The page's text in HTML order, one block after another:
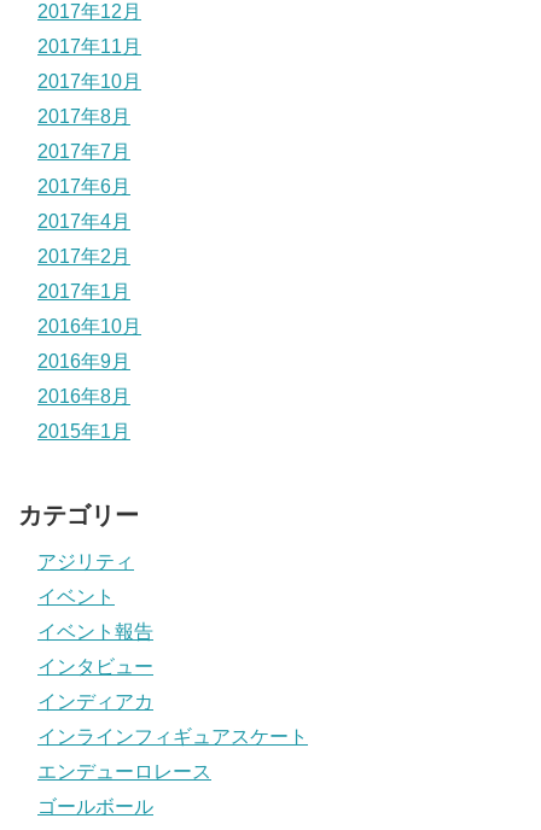
2017年12月
2017年11月
2017年10月
2017年8月
2017年7月
2017年6月
2017年4月
2017年2月
2017年1月
2016年10月
2016年9月
2016年8月
2015年1月
カテゴリー
アジリティ
イベント
イベント報告
インタビュー
インディアカ
インラインフィギュアスケート
エンデューロレース
ゴールボール